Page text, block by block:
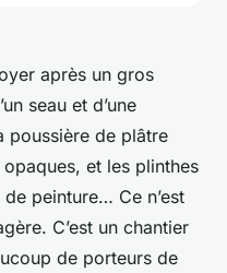
après un gros
seau et d’une
poussière de plâtre
et les plinthes
peinture… Ce n’est
C’est un chantier
de porteurs de